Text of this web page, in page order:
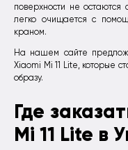
поверхности не
легко очищается с
краном.
На нашем сайте
Xiaomi Mi 11 Lite, которые
образу.
Где
Mi 11 Lite в